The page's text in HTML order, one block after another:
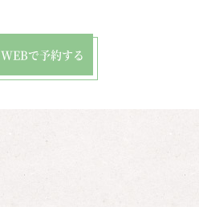
WEBで予約する